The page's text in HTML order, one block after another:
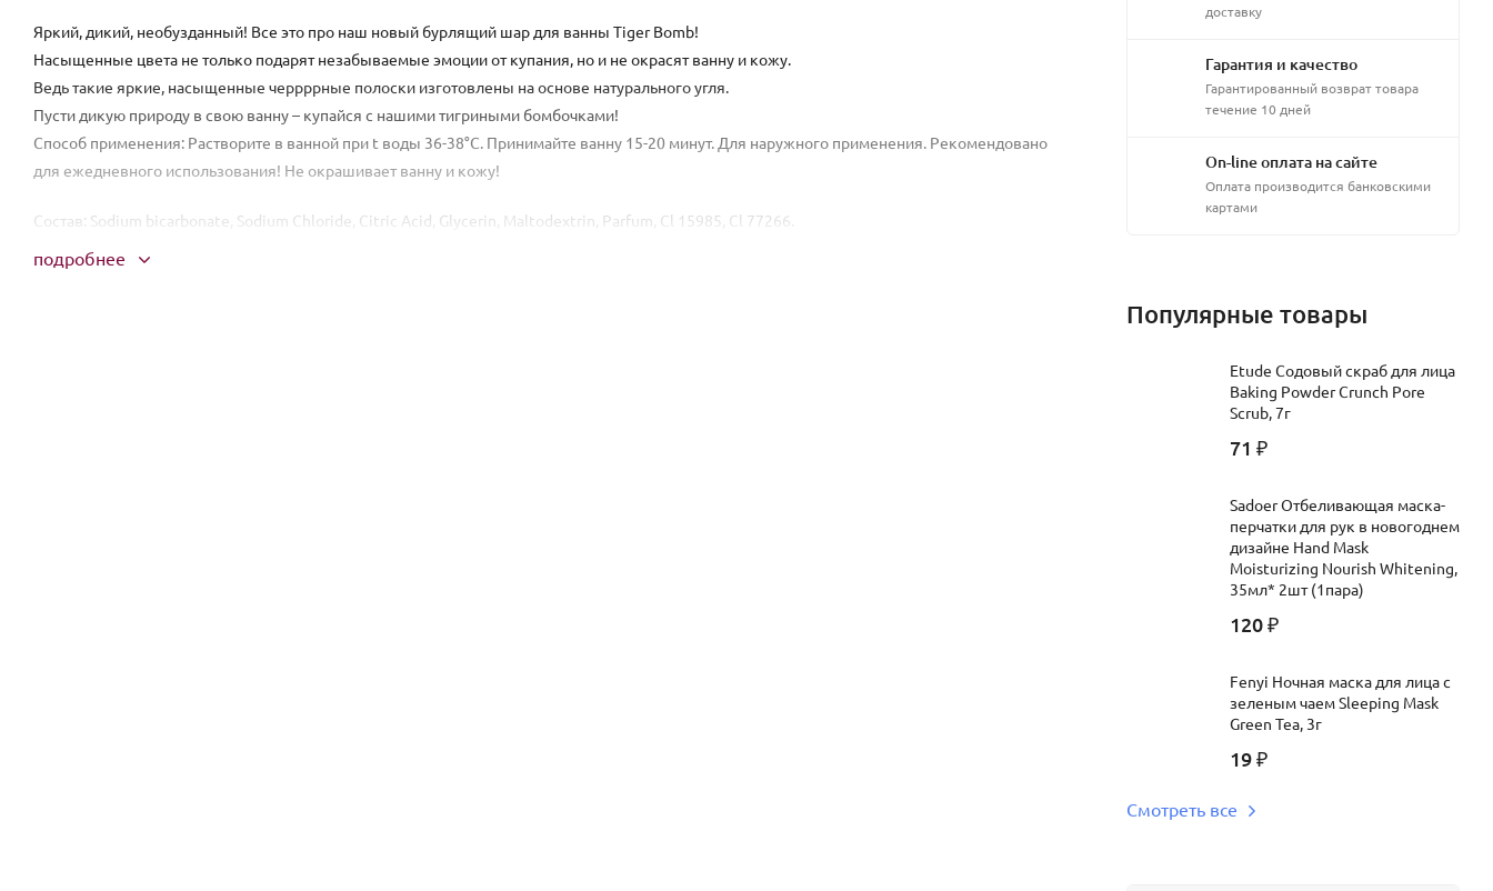
Яркий, дикий, необузданный! Все это про наш новый бурлящий шар для ванны Tiger Bomb!
Насыщенные цвета не только подарят незабываемые эмоции от купания, но и не окрасят ванну и кожу.
Ведь такие яркие, насыщенные черрррные полоски изготовлены на основе натурального угля.
Пусти дикую природу в свою ванну – купайся с нашими тигриными бомбочками!
Способ применения: Растворите в ванной при t воды 36-38°С. Принимайте ванну 15-20 минут. Для наружного применения. Рекомендовано
для ежедневного использования! Не окрашивает ванну и кожу!
Состав: Sodium bicarbonate, Sodium Chloride, Citric Acid, Glycerin, Maltodextrin, Parfum, Сl 15985, Сl 77266.
подробнее
доставку
Гарантия и качество
Гарантированный возврат товара
течение 10 дней
On-line оплата на сайте
Оплата производится банковскими
картами
Популярные товары
Etude Содовый скраб для лица
Baking Powder Crunch Pore
Scrub, 7г
71 ₽
Sadoer Отбеливающая маска-
перчатки для рук в новогоднем
дизайне Hand Mask
Moisturizing Nourish Whitening,
35мл* 2шт (1пара)
120 ₽
Fenyi Ночная маска для лица с
зеленым чаем Sleeping Mask
Green Tea, 3г
19 ₽
Смотреть все